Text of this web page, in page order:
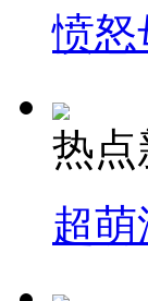
愤怒
热点
超